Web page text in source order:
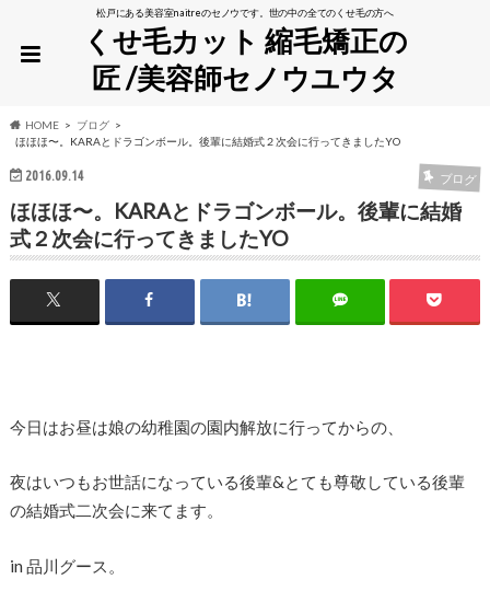
松戸にある美容室naitreのセノウです。世の中の全てのくせ毛の方へ
くせ毛カット 縮毛矯正の
匠 /美容師セノウユウタ
HOME
ブログ
ほほほ〜。KARAとドラゴンボール。後輩に結婚式２次会に行ってきましたYO
2016.09.14 ブログ
ほほほ〜。KARAとドラゴンボール。後輩に結婚
式２次会に行ってきましたYO
今日はお昼は娘の幼稚園の園内解放に行ってからの、
夜はいつもお世話になっている後輩&とても尊敬している後輩
の結婚式二次会に来てます。
in 品川グース。